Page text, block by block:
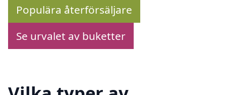
Populära återförsäljare
Se urvalet av buketter